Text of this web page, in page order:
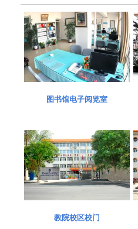
图书馆电子阅览室
教院校区校门